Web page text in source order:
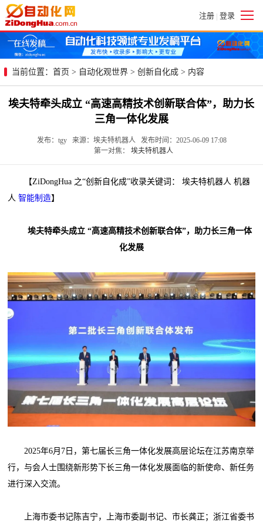
注册 | 登录
当前位置： 首页 > 自动化观世界 > 创新自化成 > 内容
埃夫特牵头成立 “高速高精技术创新联合体”，助力长
三角一体化发展
发布：tgy 来源：埃夫特机器人 发布时间：2025-06-09 17:08
第一对焦： 埃夫特机器人
【ZiDongHua 之“创新自化成”收录关键词： 埃夫特机器人 机器
人智能制造】
埃夫特牵头成立 “高速高精技术创新联合体”，助力长三角一体
化发展
2025年6月7日，第七届长三角一体化发展高层论坛在江苏南京举
行，与会人士围绕新形势下长三角一体化发展面临的新使命、新任务
进行深入交流。
上海市委书记陈吉宁，上海市委副书记、市长龚正；浙江省委书